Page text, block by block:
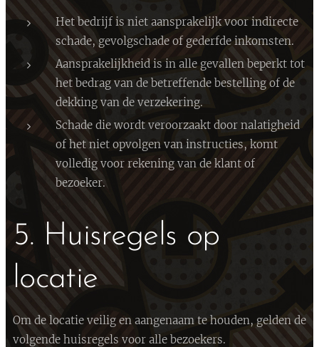
Het bedrijf is niet aansprakelijk voor indirecte
schade, gevolgschade of gederfde inkomsten.
Aansprakelijkheid is in alle gevallen beperkt tot
het bedrag van de betreffende bestelling of de
dekking van de verzekering.
Schade die wordt veroorzaakt door nalatigheid
of het niet opvolgen van instructies, komt
volledig voor rekening van de klant of
bezoeker.
5. Huisregels op
locatie
Om de locatie veilig en aangenaam te houden, gelden de
volgende huisregels voor alle bezoekers.